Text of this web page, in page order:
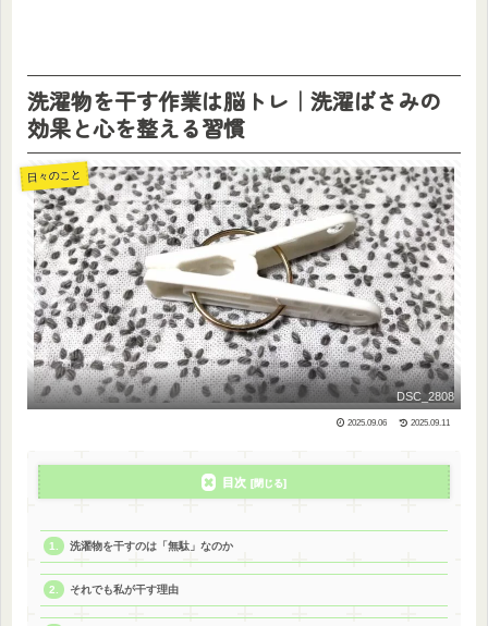
洗濯物を干す作業は脳トレ｜洗濯ばさみの
効果と心を整える習慣
日々のこと
DSC_2808
2025.09.06 2025.09.11
目次
洗濯物を干すのは「無駄」なのか
それでも私が干す理由